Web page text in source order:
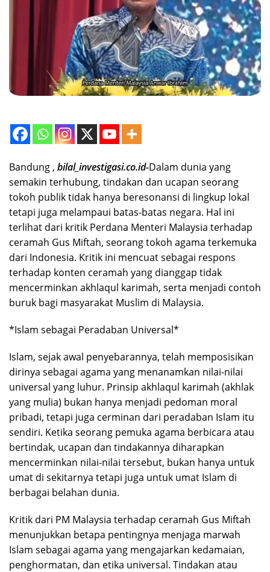
Bandung , bilal_investigasi.co.id-Dalam dunia yang
semakin terhubung, tindakan dan ucapan seorang
tokoh publik tidak hanya beresonansi di lingkup lokal
tetapi juga melampaui batas-batas negara. Hal ini
terlihat dari kritik Perdana Menteri Malaysia terhadap
ceramah Gus Miftah, seorang tokoh agama terkemuka
dari Indonesia. Kritik ini mencuat sebagai respons
terhadap konten ceramah yang dianggap tidak
mencerminkan akhlaqul karimah, serta menjadi contoh
buruk bagi masyarakat Muslim di Malaysia.
*Islam sebagai Peradaban Universal*
Islam, sejak awal penyebarannya, telah memposisikan
dirinya sebagai agama yang menanamkan nilai-nilai
universal yang luhur. Prinsip akhlaqul karimah (akhlak
yang mulia) bukan hanya menjadi pedoman moral
pribadi, tetapi juga cerminan dari peradaban Islam itu
sendiri. Ketika seorang pemuka agama berbicara atau
bertindak, ucapan dan tindakannya diharapkan
mencerminkan nilai-nilai tersebut, bukan hanya untuk
umat di sekitarnya tetapi juga untuk umat Islam di
berbagai belahan dunia.
Kritik dari PM Malaysia terhadap ceramah Gus Miftah
menunjukkan betapa pentingnya menjaga marwah
Islam sebagai agama yang mengajarkan kedamaian,
penghormatan, dan etika universal. Tindakan atau